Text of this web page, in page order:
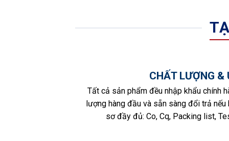
CHẤT LƯỢNG &
Tất cả sản phẩm đều nhập khẩu chính
lượng hàng đầu và sẵn sàng đổi trả nếu
sơ đầy đủ: Co, Cq, Packing list,